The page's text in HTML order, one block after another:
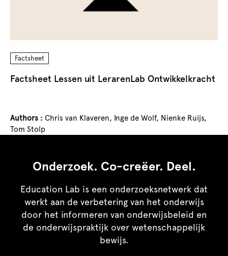
Factsheet
Factsheet Lessen uit LerarenLab Ontwikkelkracht
Authors : Chris van Klaveren, Inge de Wolf, Nienke Ruijs,
Tom Stolp
Onderzoek. Co-creëer. Deel.
Education Lab is een onderzoeksnetwerk dat
werkt aan de verbetering van het onderwijs
door het informeren van onderwijsbeleid en
de onderwijspraktijk over wetenschappelijk
bewijs.